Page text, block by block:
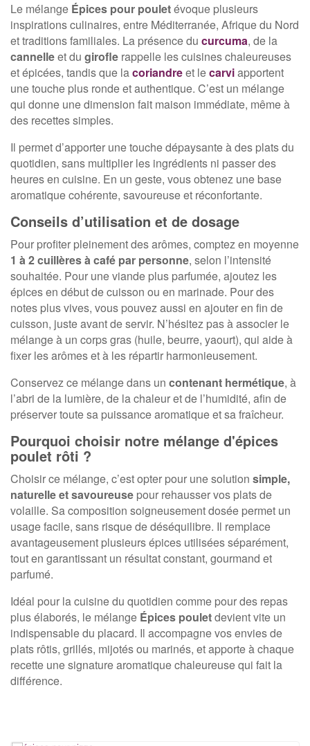
Le mélange Épices pour pouletévoque plusieurs
inspirations culinaires, entre Méditerranée, Afrique du Nord
et traditions familiales. La présence du curcuma, de la
cannelleet du girofle rappelle les cuisines chaleureuses
et épicées, tandis que lacoriandreet lecarviapportent
une touche plus ronde et authentique. C’est un mélange
qui donne une dimension fait maison immédiate, même à
des recettes simples.
Il permet d’apporter une touche dépaysante à des plats du
quotidien, sans multiplier les ingrédients ni passer des
heures en cuisine. En un geste, vous obtenez une base
aromatique cohérente, savoureuse et réconfortante.
Conseils d’utilisation et de dosage
Pour profiter pleinement des arômes, comptez en moyenne
1 à 2 cuillères à café par personne, selon l’intensité
souhaitée. Pour une viande plus parfumée, ajoutez les
épices en début de cuisson ou en marinade. Pour des
notes plus vives, vous pouvez aussi en ajouter en fin de
cuisson, juste avant de servir. N’hésitez pas à associer le
mélange à un corps gras (huile, beurre, yaourt), qui aide à
fixer les arômes et à les répartir harmonieusement.
Conservez ce mélange dans un contenant hermétique, à
l’abri de la lumière, de la chaleur et de l’humidité, afin de
préserver toute sa puissance aromatique et sa fraîcheur.
Pourquoi choisir notre mélange d'épices
poulet rôti ?
Choisir ce mélange, c’est opter pour une solution simple,
naturelle et savoureuse pour rehausser vos plats de
volaille. Sa composition soigneusement dosée permet un
usage facile, sans risque de déséquilibre. Il remplace
avantageusement plusieurs épices utilisées séparément,
tout en garantissant un résultat constant, gourmand et
parfumé.
Idéal pour la cuisine du quotidien comme pour des repas
plus élaborés, le mélange Épices pouletdevient vite un
indispensable du placard. Il accompagne vos envies de
plats rôtis, grillés, mijotés ou marinés, et apporte à chaque
recette une signature aromatique chaleureuse qui fait la
différence.